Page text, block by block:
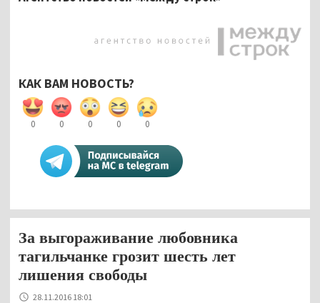
КАК ВАМ НОВОСТЬ?
0 0 0 0 0
За выгораживание любовника
тагильчанке грозит шесть лет
лишения свободы
28.11.2016 18:01